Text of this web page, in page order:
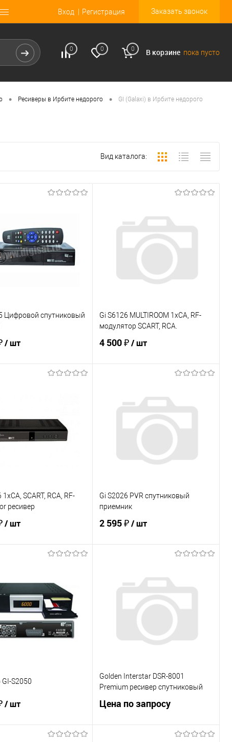
Вход Регистрация Заказать звонок
0 0 0 В корзине пока пусто
• Ресиверы в Ирбите недорого • GI (Galaxi) в Ирбите недорого
Вид каталога:
Цифровой спутниковый
/ шт
Под заказ
Gi S6126 MULTIROOM 1xCA, RF-
модулятор SCART, RCA.
4 500 ₽/ шт
Купить в 1 клик
К сравнению
В избранное
Под заказ
1xCA, SCART, RCA, RF-
ресивер
/ шт
в 1 клик
К сравнению
В наличии
Gi S2026 PVR спутниковый
приемник
2 595 ₽/ шт
Купить в 1 клик
К сравнению
В избранное
В наличии
GI-S2050
/ шт
Golden Interstar DSR-8001
Premium ресивер спутниковый
Цена по запросу